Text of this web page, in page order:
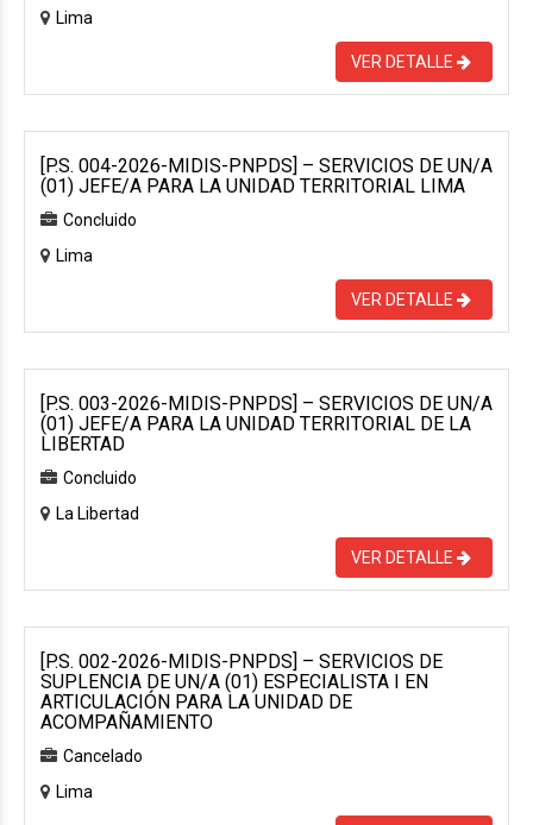
Lima
VER DETALLE
[P.S. 004-2026-MIDIS-PNPDS] – SERVICIOS DE UN/A
(01) JEFE/A PARA LA UNIDAD TERRITORIAL LIMA
Concluido
Lima
VER DETALLE
[P.S. 003-2026-MIDIS-PNPDS] – SERVICIOS DE UN/A
(01) JEFE/A PARA LA UNIDAD TERRITORIAL DE LA
LIBERTAD
Concluido
La Libertad
VER DETALLE
[P.S. 002-2026-MIDIS-PNPDS] – SERVICIOS DE
SUPLENCIA DE UN/A (01) ESPECIALISTA I EN
ARTICULACIÓN PARA LA UNIDAD DE
ACOMPAÑAMIENTO
Cancelado
Lima